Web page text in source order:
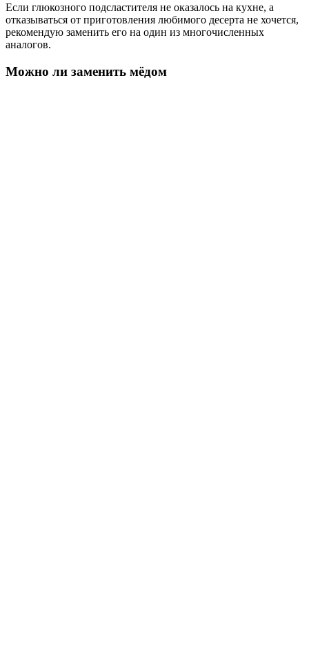
Если глюкозного подсластителя не оказалось на кухне, а
отказываться от приготовления любимого десерта не хочется,
рекомендую заменить его на один из многочисленных
аналогов.
Можно ли заменить мёдом